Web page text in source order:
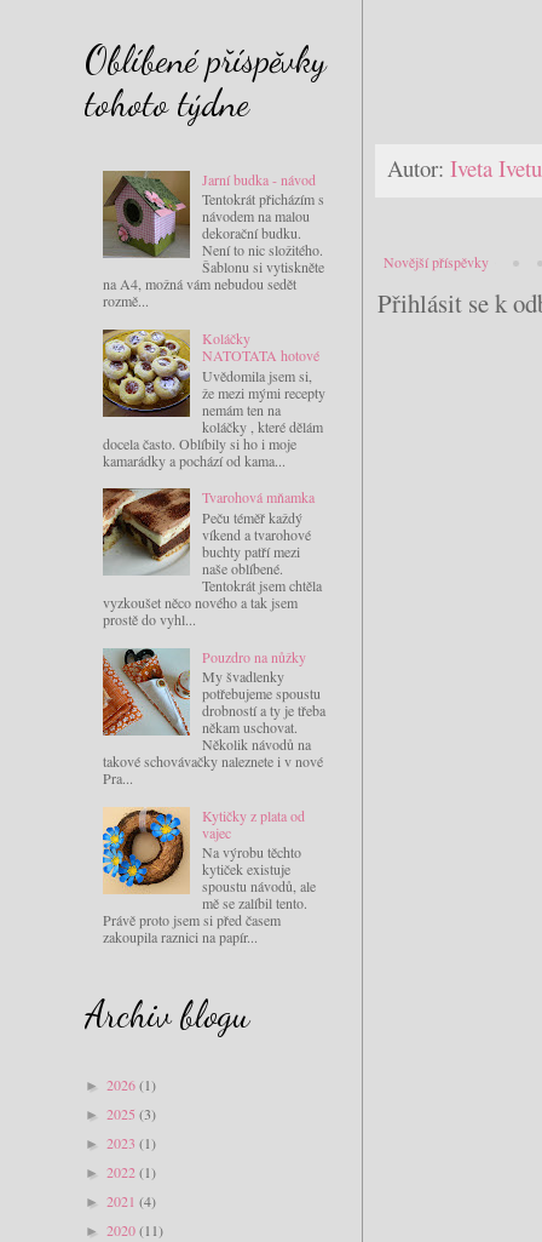
Autor: Iveta
Novější příspěvky
Přihlásit se k
Oblíbené příspěvky
tohoto týdne
Jarní budka - návod
Tentokrát přicházím s
návodem na malou
dekorační budku.
Není to nic složitého.
Šablonu si vytiskněte
na A4, možná vám nebudou sedět
rozmě...
Koláčky
NATOTATA hotové
Uvědomila jsem si,
že mezi mými recepty
nemám ten na
koláčky , které dělám
docela často. Oblíbily si ho i moje
kamarádky a pochází od kama...
Tvarohová mňamka
Peču téměř každý
víkend a tvarohové
buchty patří mezi
naše oblíbené.
Tentokrát jsem chtěla
vyzkoušet něco nového a tak jsem
prostě do vyhl...
Pouzdro na nůžky
My švadlenky
potřebujeme spoustu
drobností a ty je třeba
někam uschovat.
Několik návodů na
takové schovávačky naleznete i v nové
Pra...
Kytičky z plata od
vajec
Na výrobu těchto
kytiček existuje
spoustu návodů, ale
mě se zalíbil tento.
Právě proto jsem si před časem
zakoupila raznici na papír...
Archiv blogu
► 2026(1)
► 2025 (3)
► 2023 (1)
► 2022(1)
► 2021 (4)
► 2020(11)